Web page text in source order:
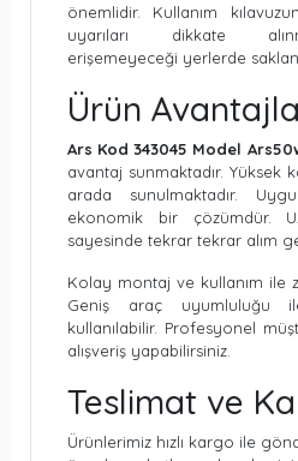
önemlidir. Kullanım
uyarıları dikkate
erişemeyeceği yerlerde
Ürün
Ars Kod 343045 Model
avantaj sunmaktadır. Yüksek
arada sunulmaktadır.
ekonomik bir çözümdür.
sayesinde tekrar tekrar alım
Kolay montaj ve kullanım ile
Geniş araç uyumluluğu
kullanılabilir. Profesyonel
alışveriş yapabilirsiniz.
Teslimat ve
Ürünlerimiz hızlı kargo ile